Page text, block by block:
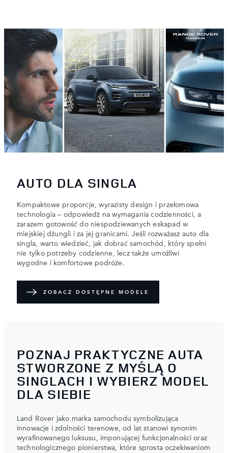
AUTO DLA SINGLA
Kompaktowe proporcje, wyrazisty design i przełomowa
technologia – odpowiedź na wymagania codzienności, a
zarazem gotowość do niespodziewanych eskapad w
miejskiej dżungli i za jej granicami. Jeśli rozważasz auto dla
singla, warto wiedzieć, jak dobrać samochód, który spełni
nie tylko potrzeby codzienne, lecz także umożliwi
wygodne i komfortowe podróże.
ZOBACZ DOSTĘPNE MODELE
POZNAJ PRAKTYCZNE AUTA
STWORZONE Z MYŚLĄ O
SINGLACH I WYBIERZ MODEL
DLA SIEBIE
Land Rover jako marka samochodu symbolizująca
innowacje i zdolności terenowe, od lat stanowi synonim
wyrafinowanego luksusu, imponującej funkcjonalności oraz
technologicznego pionierstwa, które sprosta oczekiwaniom